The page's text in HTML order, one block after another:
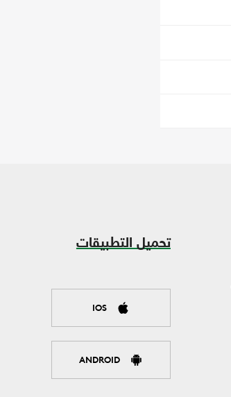
تحميل التطبيقات
IOS
ANDROID